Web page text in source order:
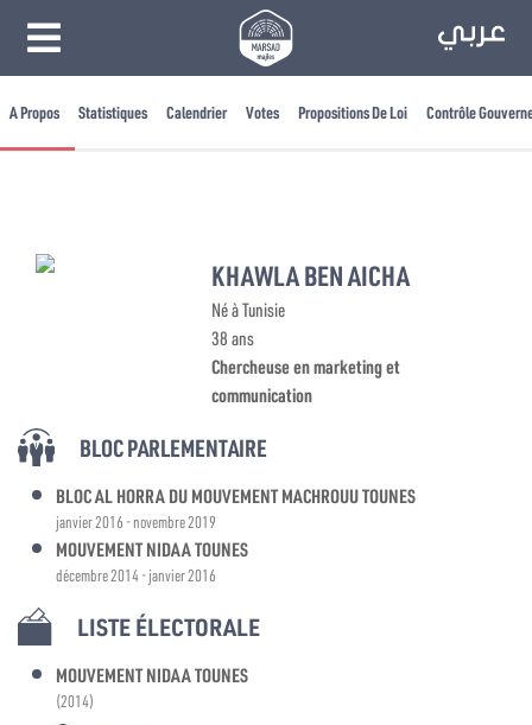
A Propos Statistiques Calendrier Votes Propositions De Loi Contrôle
KHAWLA BEN AICHA
Né à Tunisie
38 ans
Chercheuse en marketing et
communication
BLOC PARLEMENTAIRE
BLOC AL HORRA DU MOUVEMENT MACHROUU TOUNES
janvier 2016 - novembre 2019
MOUVEMENT NIDAA TOUNES
décembre 2014 - janvier 2016
LISTE ÉLECTORALE
MOUVEMENT NIDAA TOUNES
(2014)